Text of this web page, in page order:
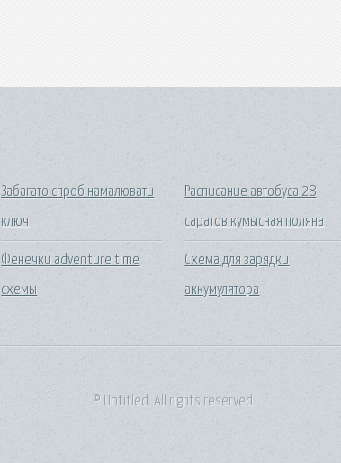
Забагато спроб намалювати
ключ
Фенечки adventure time
схемы
Расписание автобуса 28
саратов кумысная поляна
Схема для зарядки
аккумулятора
© Untitled. All rights reserved.